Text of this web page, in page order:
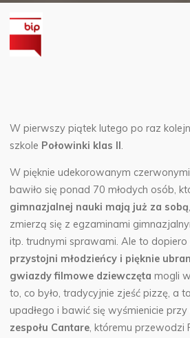
W pierwszy piątek lutego po raz
szkole Połowinki klas II.
W pięknie udekorowanym
bawiło się ponad 70 młodych osób,
gimnazjalnej nauki mają już za sobą
zmierzą się z egzaminami
itp. trudnymi sprawami. Ale to dopiero
przystojni młodzieńcy i pięknie
gwiazdy filmowe dziewczęta mogli
to, co było, tradycyjnie zjeść pizzę, a
upadłego i bawić się wyśmienicie przy
zespołu Cantare, któremu przewodzi